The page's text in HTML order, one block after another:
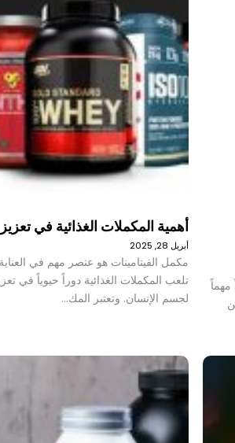
مهماً
أهمية المكملات الغذائية في تعزيز
أبريل 28, 2025
مكمل الفيتامينات هو عنصر مهم في
تلعب المكملات الغذائية دوراً حيوياً في
لجسم الإنسان. وتعتبر المك…